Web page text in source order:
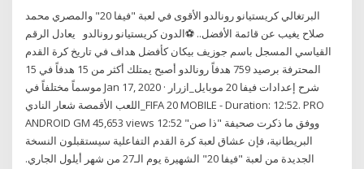
البرتغالي كريستيانو رونالدو الأقوى في لعبة "فيفا 20" والمصري محمد
صلاح يغيب عن قائمة الأفضل.. ‏⚽️الدون كريستيانو رونالدو ⁦ ⁩ يعادل الرقم
القياسي المسجل باسم جوزيف بيكان كأفضل هداف في تاريخ كرة القدم
المحترفة برصيد 759 هدفاً رونالدو أصبح يمتلك أكثر من 15 هدفاً في 15
موسماً مختلفاً في Jan 17, 2020 · شرح إعدادات فيفا 20 موبايل_ازرار
اللعب الأقمصة شعار النادي_FIFA 20 MOBILE - Duration: 12:52. PRO
ANDROID GM 45,653 views 12:52 ووفق ما ذكرت صحيفة "ذا صن"
البريطانية، فإن عشاق لعبة كرة القدم التفاعلية سيستقبلون النسخة
الجديدة من لعبة "فيفا 20" الشهيرة يوم الـ27 من شهر أيلول الجاري.